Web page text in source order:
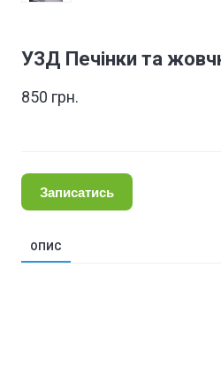
УЗД Печінки та
850 грн.
Записатись
ОПИС